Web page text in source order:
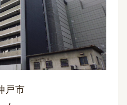
戸市